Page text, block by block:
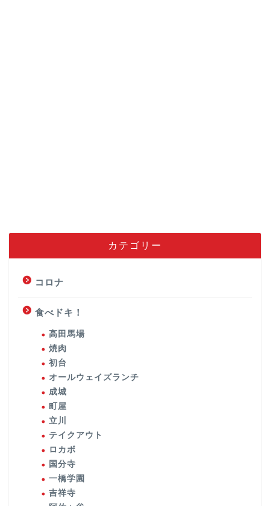
カテゴリー
コロナ
食べドキ！
高田馬場
焼肉
初台
オールウェイズランチ
成城
町屋
立川
テイクアウト
ロカボ
国分寺
一橋学園
吉祥寺